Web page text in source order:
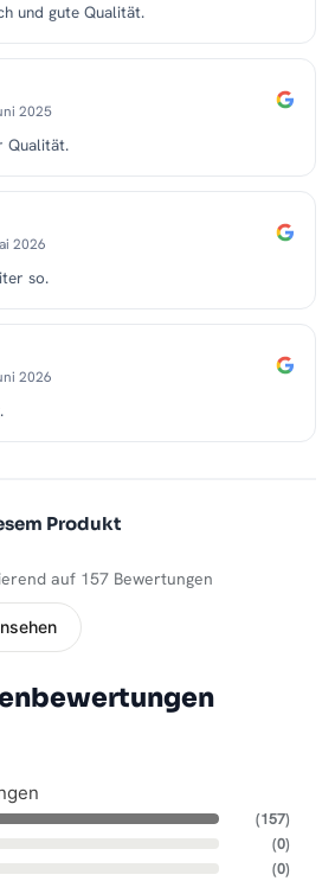
und gute Qualität.
2025
Qualität.
2026
so.
2026
Produkt
auf 157 Bewertungen
(157)
(0)
(0)